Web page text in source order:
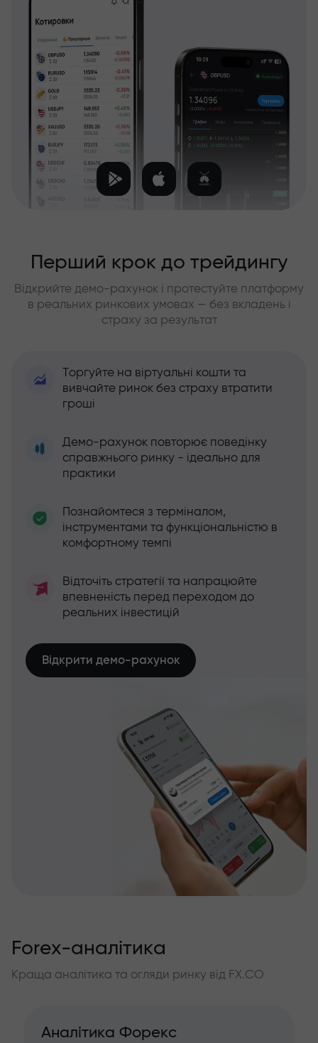
Перший крок до трейдингу
Відкрийте демо-рахунок і протестуйте платформу
в реальних ринкових умовах — без вкладень і
страху за результат
Торгуйте на віртуальні кошти та
вивчайте ринок без страху втратити
гроші
Демо-рахунок повторює поведінку
справжнього ринку - ідеально для
практики
Познайомтеся з терміналом,
інструментами та функціональністю в
комфортному темпі
Відточіть стратегії та напрацюйте
впевненість перед переходом до
реальних інвестицій
Відкрити демо-рахунок
Forex-аналітика
Краща аналітика та огляди ринку від FX.CO
Аналітика Форекс